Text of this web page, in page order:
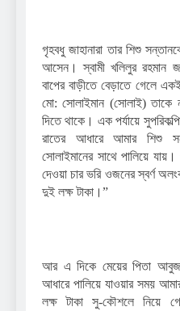
গৃহবধু জাহানারা তার শিশু
আসেন। স্বামী খলিলুর রহমান
বাপের বাড়ীতে বেড়াতে গেলে
মো: সোলাইমান (সোলাই) তাকে
দিতে থাকে। এক পর্যায়ে
রাতের আধারে আমার শিশু
সোলাইমানের সাথে পালিয়ে
দেওয়া চার ভরি ওজনের স্বর্ণ
দুই লক্ষ টাকা।”
আর এ দিকে মেয়ের পিতা
আধারে পালিয়ে যাওয়ার সময়
লক্ষ টাকা সু-কৌশলে নিয়ে